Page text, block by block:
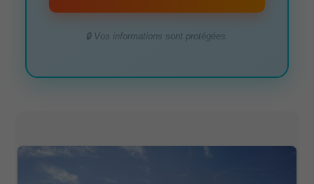
🔒 Vos informations sont protégées.